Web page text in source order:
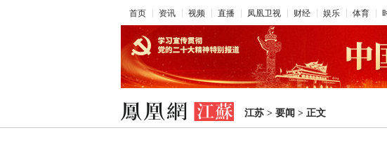
首页 资讯 视频 直播 凤凰卫视 财经 娱乐 体育
江苏 > 要闻 > 正文